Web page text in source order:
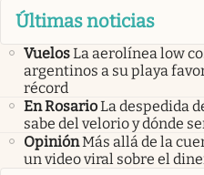
Últimas noticias
VuelosLa aerolínea low
argentinos a su playa
récord
En RosarioLa despedida
sabe del velorio y dónde
OpiniónMás allá de la
un video viral sobre el